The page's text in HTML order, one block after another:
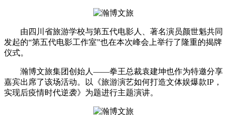
由四川省旅游学校与第五代电影人、著名演员颜世魁共同
发起的“第五代电影工作室”也在本次峰会上举行了隆重的揭牌
仪式。
瀚博文旅集团创始人——拳王总裁袁建坤也作为特邀分享
嘉宾出席了该场活动。以《旅游演艺如何打造文体娱爆款IP，
实现后疫情时代逆袭》为题进行主题演讲。